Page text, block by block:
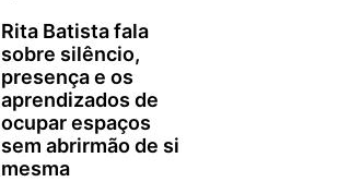
Rita Batista fala
sobre silêncio,
presença e os
aprendizados de
ocupar espaços
sem abrirmão de si
mesma